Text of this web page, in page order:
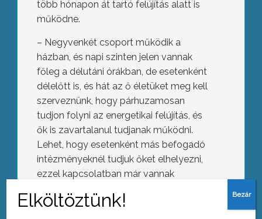
több hónapon át tartó felújítás alatt is
működne.
– Negyvenkét csoport működik a
házban, és napi szinten jelen vannak
főleg a délutáni órákban, de esetenként
délelőtt is, és hát az ő életüket meg kell
szerveznünk, hogy párhuzamosan
tudjon folyni az energetikai felújítás, és
ők is zavartalanul tudjanak működni.
Lehet, hogy esetenként más befogadó
intézményeknél tudjuk őket elhelyezni,
ezzel kapcsolatban már vannak
Zoltán.